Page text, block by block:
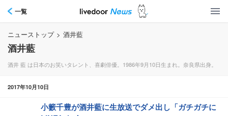
一覧
ニューストップ > 酒井藍
酒井藍
酒井 藍 は日本のお笑いタレント、喜劇俳優。1986年9月10日生まれ。奈良県出身。
2017年10月10日
小籔千豊が酒井藍に生放送でダメ出し「ガチガチに